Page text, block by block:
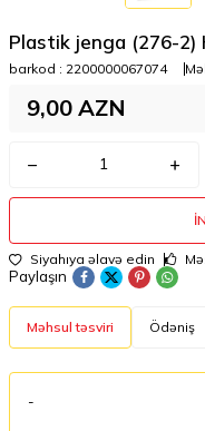
Plastik jenga (276-2)
barkod : 2200000067074
9,00 AZN
Siyahıya əlavə edin
Paylaşın
Məhsul təsviri Ödəniş
-